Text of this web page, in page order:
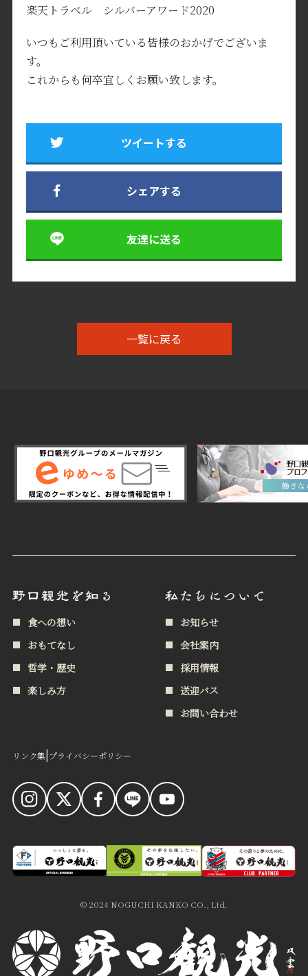
食への想い
哲学・歴史
楽しみ方
お知らせ
採用情報
送迎バス
お問い合わせ
楽天トラベル シルバーアワード2020
いつもご利用頂いている皆様のおかげでございま
す。
これからも何卒宜しくお願い致します。
ツイートする
シェアする
友達に送る
一覧に戻る
食への想い
おもてなし
哲学・歴史
楽しみ方
お知らせ
会社案内
採用情報
送迎バス
お問い合わせ
リンク集|プライバシーポリシー
© 2024 NOGUCHI KANKO CO., Ltd.